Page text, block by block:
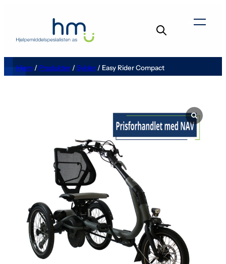
Menu
Hjem / Produkter /Sykler / Easy Rider Compact